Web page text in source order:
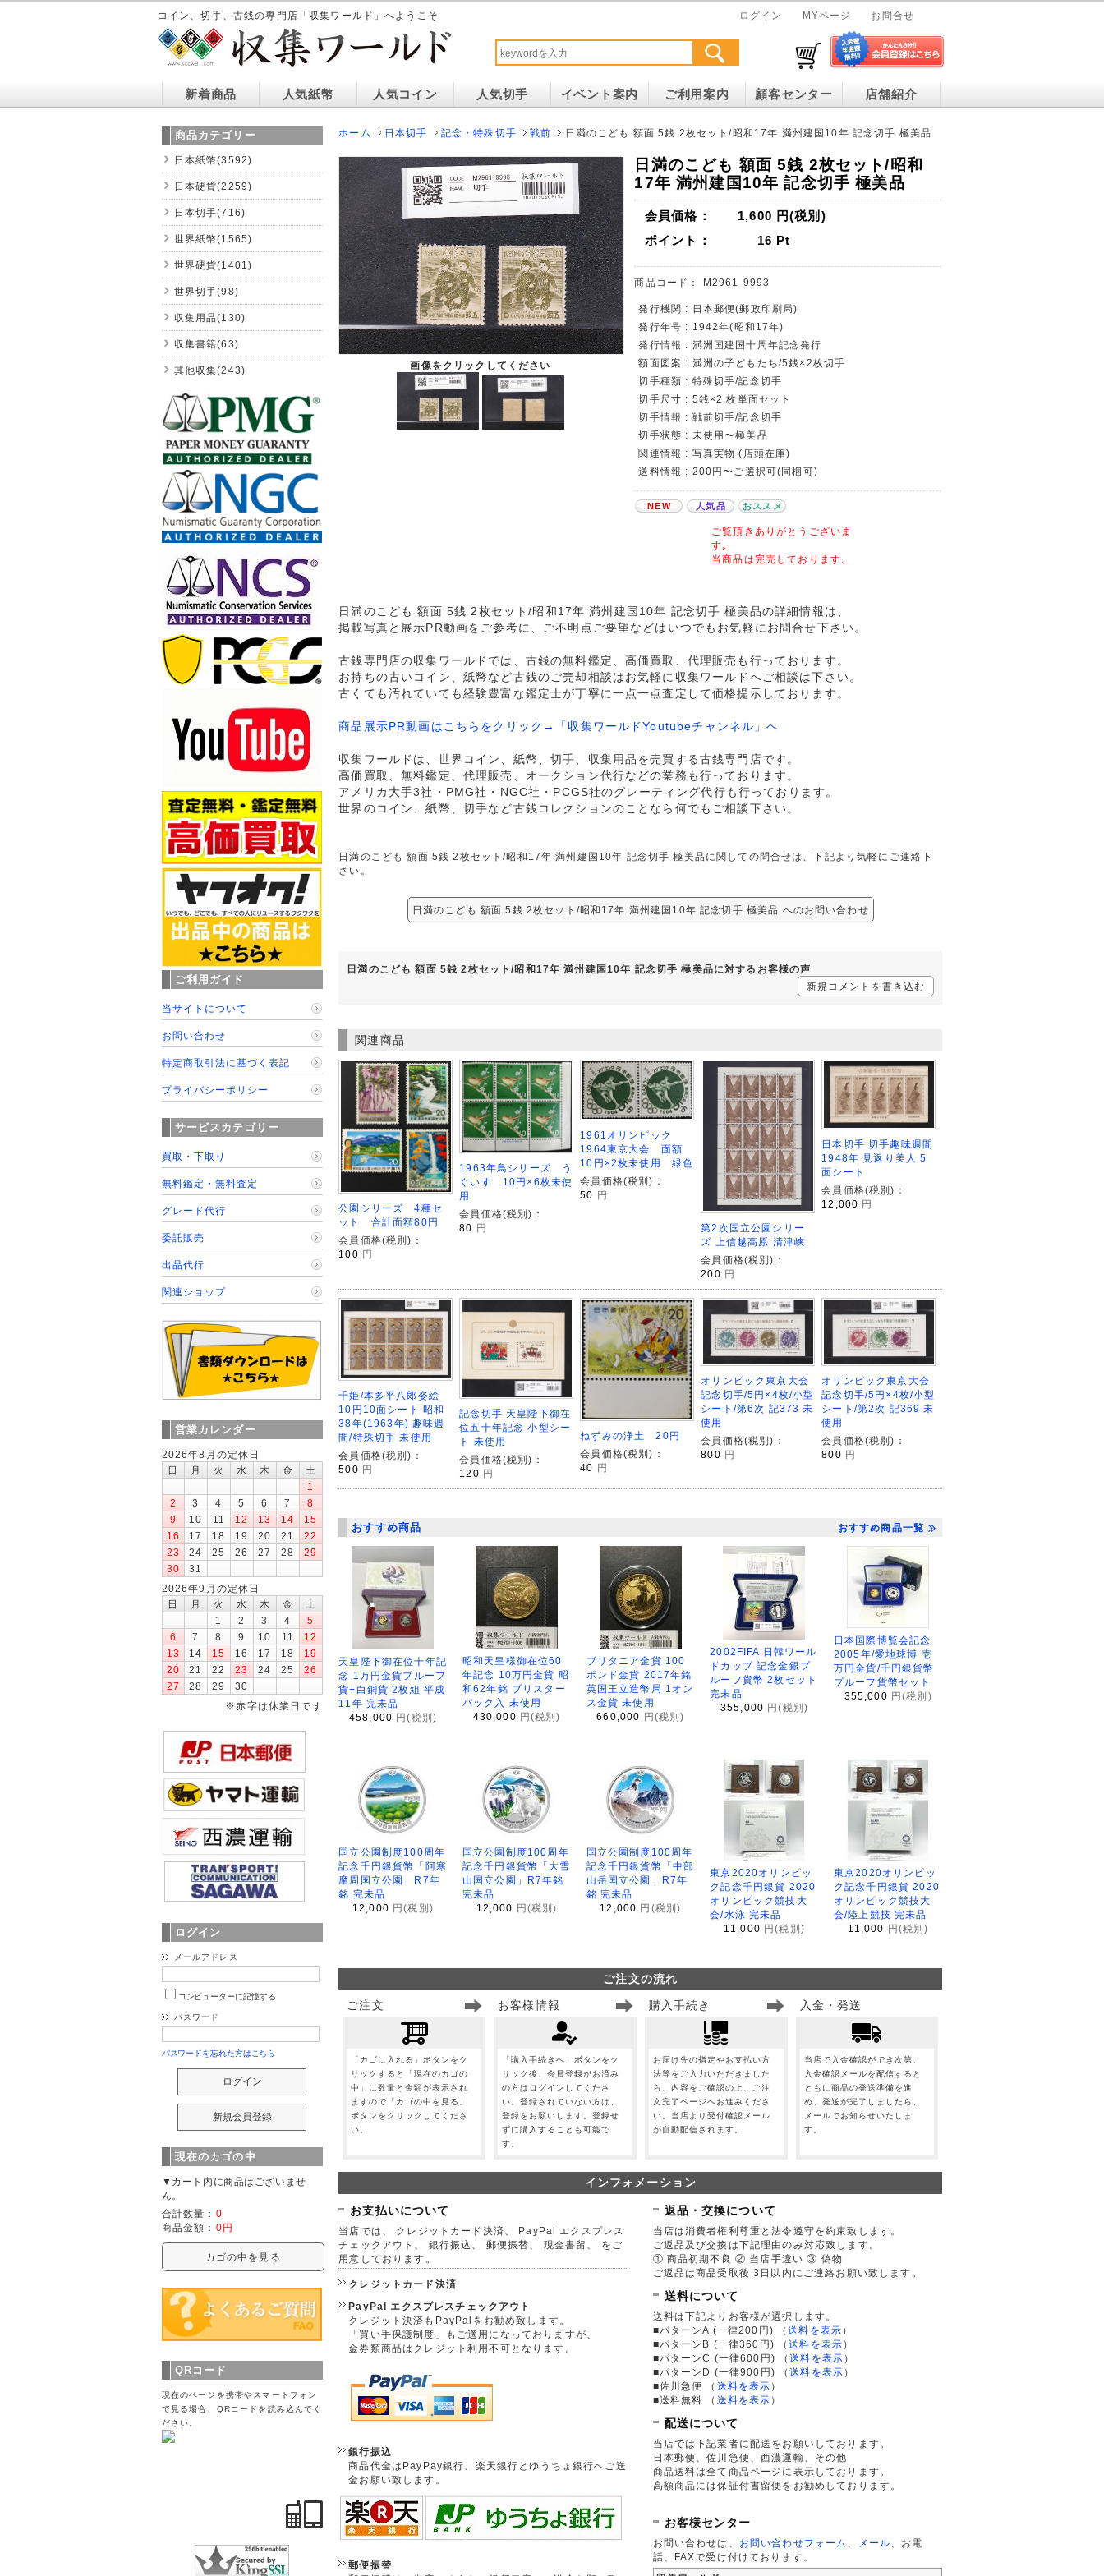
コイン、切手、古銭の専門店「収集ワールド」へようこそ ログイン MYページ お問合せ
新着商品 人気紙幣 人気コイン 人気切手 イベント案内 ご利用案内 顧客センター 店舗紹介
ホーム 日本切手 記念・特殊切手 戦前 日満のこども 額面 5銭 2枚セット/昭和17年 満州建国10年 記念切手 極美品
画像をクリックしてください
日満のこども 額面 5銭 2枚セット/昭和
17年 満州建国10年 記念切手 極美品
会員価格： 1,600 円(税別)
ポイント：
16 Pt
商品コード： M2961-9993
発行機関 : 日本郵便(郵政印刷局)
発行年号 : 1942年(昭和17年)
発行情報 : 満洲国建国十周年記念発行
額面図案 : 満洲の子どもたち/5銭×2枚切手
切手種類 : 特殊切手/記念切手
切手尺寸 : 5銭×2.枚単面セット
切手情報 : 戦前切手/記念切手
切手状態 : 未使用〜極美品
関連情報 : 写真実物 (店頭在庫)
送料情報 : 200円〜ご選択可(同梱可)
NEW 人気品 おススメ
ご覧頂きありがとうございま
す｡
当商品は完売しております。
日満のこども 額面 5銭 2枚セット/昭和17年 満州建国10年 記念切手 極美品の詳細情報は、
掲載写真と展示PR動画をご参考に、ご不明点ご要望などはいつでもお気軽にお問合せ下さい。
古銭専門店の収集ワールドでは、古銭の無料鑑定、高価買取、代理販売も行っております。
お持ちの古いコイン、紙幣など古銭のご売却相談はお気軽に収集ワールドへご相談は下さい。
古くても汚れていても経験豊富な鑑定士が丁寧に一点一点査定して価格提示しております。
商品展示PR動画はこちらをクリック→「収集ワールドYoutubeチャンネル」へ
収集ワールドは、世界コイン、紙幣、切手、収集用品を売買する古銭専門店です。
高価買取、無料鑑定、代理販売、オークション代行などの業務も行っております。
アメリカ大手3社・PMG社・NGC社・PCGS社のグレーティング代行も行っております。
世界のコイン、紙幣、切手など古銭コレクションのことなら何でもご相談下さい。
日満のこども 額面 5銭 2枚セット/昭和17年 満州建国10年 記念切手 極美品に関しての問合せは、下記より気軽にご連絡下
さい。
日満のこども 額面 5銭 2枚セット/昭和17年 満州建国10年 記念切手 極美品 へのお問い合わせ
日満のこども 額面 5銭 2枚セット/昭和17年 満州建国10年 記念切手 極美品に対するお客様の声
新規コメントを書き込む
関連商品
公園シリーズ 4種セ
ット 合計面額80円
会員価格(税別)：
100 円
1963年鳥シリーズ う
ぐいす 10円×6枚未使
用
会員価格(税別)：
80
円
1961オリンピック
1964東京大会 面額
10円×2枚未使用 緑色
会員価格(税別)：
50
円
第2次国立公園シリー
ズ 上信越高原 清津峡
会員価格(税別)：
200 円
日本切手 切手趣味週間
1948年 見返り美人 5
面シート
会員価格(税別)：
12,000 円
千姫/本多平八郎姿絵
10円10面シート 昭和
38年(1963年) 趣味週
間/特殊切手 未使用
会員価格(税別)：
500 円
記念切手 天皇陛下御在
位五十年記念 小型シー
ト 未使用
会員価格(税別)：
120 円
ねずみの浄土 20円
会員価格(税別)：
40 円
オリンピック東京大会
記念切手/5円×4枚/小型
シート/第6次 記373 未
使用
会員価格(税別)：
800 円
オリンピック東京大会
記念切手/5円×4枚/小型
シート/第2次 記369 未
使用
会員価格(税別)：
800 円
おすすめ商品 おすすめ商品一覧
天皇陛下御在位十年記
念 1万円金貨プルーフ
貨+白銅貨 2枚組 平成
11年 完未品
458,000 円(税別)
昭和天皇様御在位60
年記念 10万円金貨 昭
和62年銘 ブリスター
パック入 未使用
430,000 円(税別)
ブリタニア金貨 100
ポンド金貨 2017年銘
英国王立造幣局 1オン
ス金貨 未使用
660,000 円(税別)
2002FIFA 日韓ワール
ドカップ 記念金銀プ
ルーフ貨幣 2枚セット
完未品
355,000 円(税別)
日本国際博覧会記念
2005年/愛地球博 壱
万円金貨/千円銀貨幣
プルーフ貨幣セット
355,000 円(税別)
国立公園制度100周年
記念千円銀貨幣「阿寒
摩周国立公園」R7年
銘 完未品
12,000 円(税別)
国立公園制度100周年
記念千円銀貨幣「大雪
山国立公園」R7年銘
完未品
12,000
円(税別)
国立公園制度100周年
記念千円銀貨幣「中部
山岳国立公園」R7年
銘 完未品
12,000 円(税別)
東京2020オリンピッ
ク記念千円銀貨 2020
オリンピック競技大
会/水泳 完未品
11,000 円(税別)
東京2020オリンピッ
ク記念千円銀貨 2020
オリンピック競技大
会/陸上競技 完未品
11,000
円(税別)
ご注文の流れ
ご注文
「カゴに入れる」ボタンをク
リックすると「現在のカゴの
中」に数量と金額が表示され
ますので「カゴの中を見る」
ボタンをクリックしてくださ
い。
お客様情報
「購入手続きへ」ボタンをク
リック後、会員登録がお済み
の方はログインしてくださ
い。登録されていない方は、
登録をお願いします。登録せ
ずに購入することも可能で
す。
購入手続き
お届け先の指定やお支払い方
法等をご入力いただきました
ら、内容をご確認の上、ご注
文完了ページへお進みくださ
い。当店より受付確認メール
が自動配信されます。
入金・発送
当店で入金確認ができ次第、
入金確認メールを配信すると
ともに商品の発送準備を進
め、発送が完了しましたら、
メールでお知らせいたしま
す。
インフォメーション
お支払いについて
当店では、 クレジットカード決済、 PayPal エクスプレス
チェックアウト、 銀行振込、 郵便振替、 現金書留、 をご
用意しております。
クレジットカード決済
PayPal エクスプレスチェックアウト
クレジット決済もPayPalをお勧め致します。
「買い手保護制度」もご適用になっておりますが、
金券類商品はクレジット利用不可となります。
銀行振込
商品代金はPayPay銀行、楽天銀行とゆうちょ銀行へご送
金お願い致します。
郵便振替
返品・交換について
当店は消費者権利尊重と法令遵守を約束致します。
ご返品及び交換は下記理由のみ対応致します。
① 商品初期不良 ② 当店手違い ③ 偽物
ご返品は商品受取後 3日以内にご連絡お願い致します。
送料について
送料は下記よりお客様が選択します。
■パターンA (一律200円)
（送料を表示 ）
■パターンB (一律360円)
（送料を表示 ）
■パターンC (一律600円)
（送料を表示 ）
■パターンD (一律900円)
（送料を表示 ）
■佐川急便
（ 送料を表示 ）
■送料無料
（ 送料を表示 ）
配送について
当店では下記業者に配送をお願いしております。
日本郵便、佐川急便、西濃運輸、その他
商品送料は全て商品ページに表示しております。
高額商品には保証付書留便をお勧めしております。
お客様センター
お問い合わせは、 お問い合わせフォーム メール 、お電
話、FAXで受け付けております。
商品カテゴリー
日本紙幣(3592)
日本硬貨(2259)
日本切手(716)
世界紙幣(1565)
世界硬貨(1401)
世界切手(98)
収集用品(130)
収集書籍(63)
其他収集(243)
ご利用ガイド
当サイトについて
お問い合わせ
特定商取引法に基づく表記
プライバシーポリシー
サービスカテゴリー
買取・下取り
無料鑑定・無料査定
グレード代行
委託販売
出品代行
関連ショップ
営業カレンダー
2026年8月の定休日
日
月 火 水 木 金
土
1
2
3 4 5 6 7
8
9
10 11 12 13 14
15
16
17 18 19 20 21
22
23
24 25 26 27 28
29
30
31
2026年9月の定休日
日
月 火 水 木 金
土
1
2 3 4
5
6
7 8 9 10 11
12
13
14 15 16 17 18
19
20
21 22 23 24 25
26
27
28 29
30
※赤字は休業日です
ログイン
メールアドレス
コンピューターに記憶する
パスワード
パスワードを忘れた方はこちら
現在のカゴの中
▼カート内に商品はございませ
ん。
合計数量： 0
商品金額： 0円
カゴの中を見る
QRコード
現在のページを携帯やスマートフォン
で見る場合、QRコードを読み込んでく
ださい。